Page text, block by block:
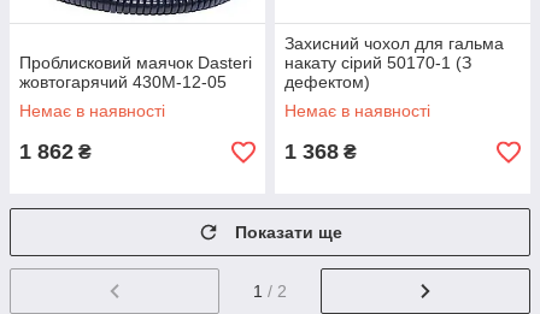
Проблисковий маячок Dasteri
жовтогарячий 430М-12-05
Немає в наявності
1 862 ₴
Захисний чохол для гальма
накату сірий 50170-1 (З
дефектом)
Немає в наявності
1 368 ₴
Показати ще
1 / 2